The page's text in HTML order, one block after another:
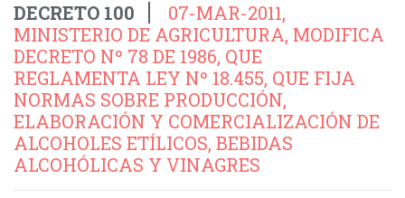
DECRETO 100
07-MAR-2011,
MINISTERIO DE AGRICULTURA, MODIFICA
DECRETO Nº 78 DE 1986, QUE
REGLAMENTA LEY Nº 18.455, QUE FIJA
NORMAS SOBRE PRODUCCIÓN,
ELABORACIÓN Y COMERCIALIZACIÓN DE
ALCOHOLES ETÍLICOS, BEBIDAS
ALCOHÓLICAS Y VINAGRES